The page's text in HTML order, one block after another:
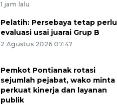
1 jam lalu
Pelatih: Persebaya tetap perlu
evaluasi usai juarai Grup B
2 Agustus 2026 07:47
Pemkot Pontianak rotasi
sejumlah pejabat, wako minta
perkuat kinerja dan layanan
publik